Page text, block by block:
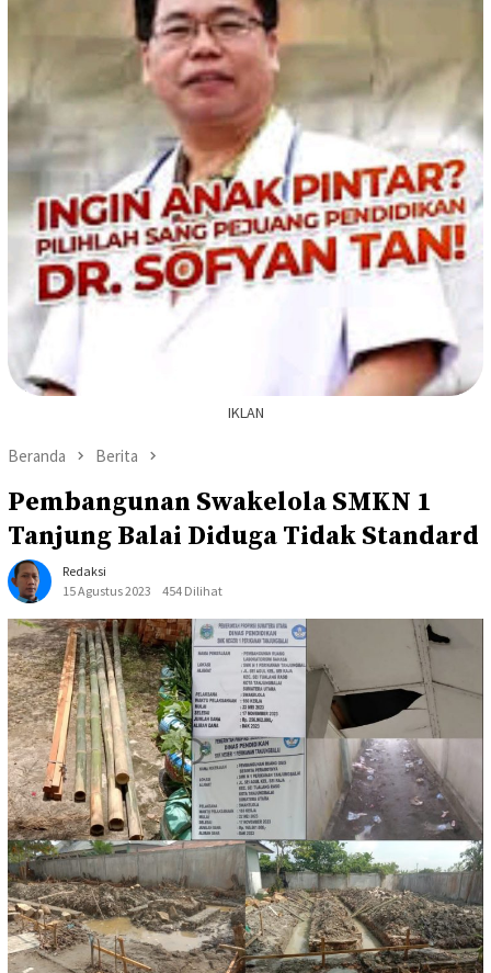
IKLAN
Beranda Berita
Pembangunan Swakelola SMKN 1
Tanjung Balai Diduga Tidak Standard
Redaksi
15 Agustus 2023
454 Dilihat